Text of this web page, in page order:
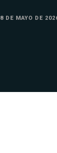
8 DE MAYO DE